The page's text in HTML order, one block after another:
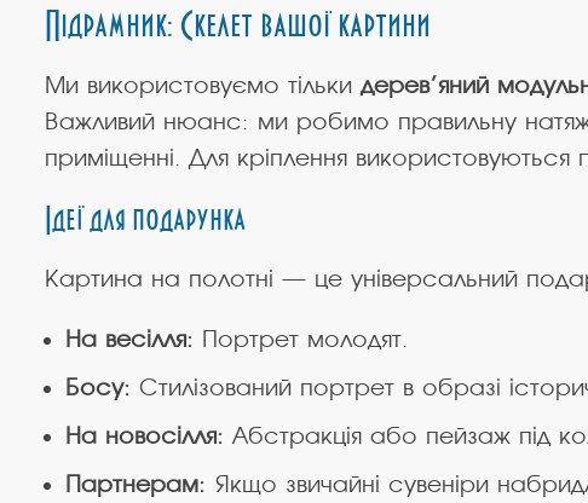
Підрамник: Скелет вашої картини
Ми використовуємо тількидерев’яний
Важливий нюанс: ми робимо правильну
приміщенні. Для кріплення
Ідеї для подарунка
Картина на полотні — це універсальний
На весілля: Портрет молодят.
Босу: Стилізований портрет в образі
На новосілля: Абстракція або пейзаж під
Партнерам: Якщо звичайні сувеніри